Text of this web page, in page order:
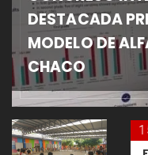
DESTACADA
MODELO DE
CHACO